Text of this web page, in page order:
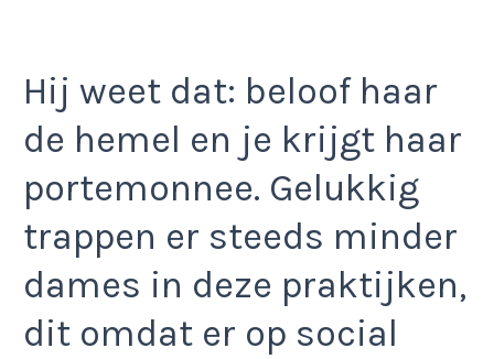
Hij weet dat: beloof haar
de hemel en je krijgt haar
portemonnee. Gelukkig
trappen er steeds minder
dames in deze praktijken,
dit omdat er op social